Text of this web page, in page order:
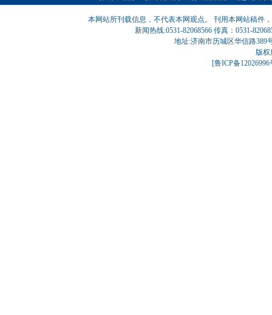
本网站所刊载信息，不代表本网观点。 刊用本网站稿件
新闻热线:0531-82068566 传真：0531-
地址:济南市历城区华信路389
版
[鲁ICP备12026996